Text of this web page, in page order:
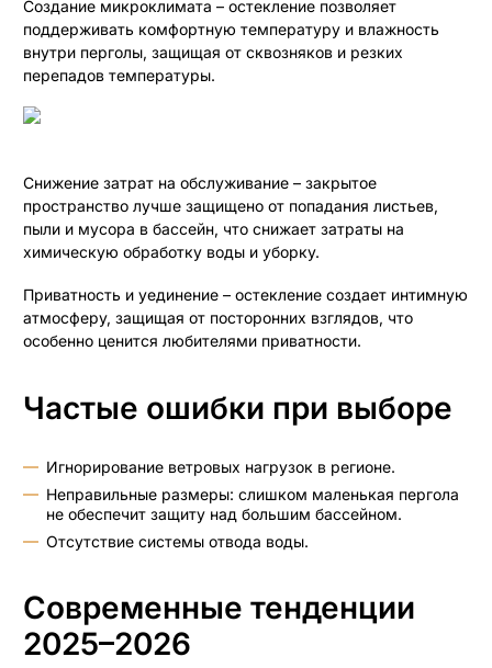
Создание микроклимата – остекление позволяет
поддерживать комфортную температуру и влажность
внутри перголы, защищая от сквозняков и резких
перепадов температуры.
Снижение затрат на обслуживание – закрытое
пространство лучше защищено от попадания листьев,
пыли и мусора в бассейн, что снижает затраты на
химическую обработку воды и уборку.
Приватность и уединение – остекление создает интимную
атмосферу, защищая от посторонних взглядов, что
особенно ценится любителями приватности.
Частые ошибки при выборе
Игнорирование ветровых нагрузок в регионе.
Неправильные размеры: слишком маленькая пергола
не обеспечит защиту над большим бассейном.
Отсутствие системы отвода воды.
Современные тенденции
2025–2026